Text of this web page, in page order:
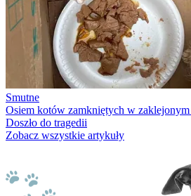
Smutne
Osiem kotów zamkniętych w zaklejonym
Doszło do tragedii
Zobacz wszystkie artykuły